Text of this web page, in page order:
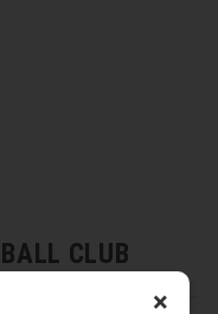
×
CLUB